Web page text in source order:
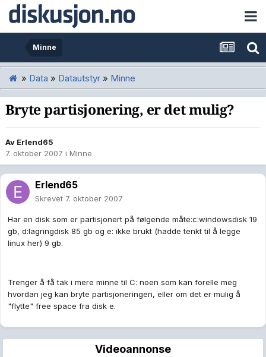
Minne
» Data » Datautstyr » Minne
Bryte partisjonering, er det mulig?
Av Erlend65
7. oktober 2007 i Minne
Erlend65
Skrevet 7. oktober 2007
Har en disk som er partisjonert på følgende måte:c:windowsdisk 19
gb, d:lagringdisk 85 gb og e: ikke brukt (hadde tenkt til å legge
linux her) 9 gb.
Trenger å få tak i mere minne til C: noen som kan forelle meg
hvordan jeg kan bryte partisjoneringen, eller om det er mulig å
"flytte" free space fra disk e.
Videoannonse